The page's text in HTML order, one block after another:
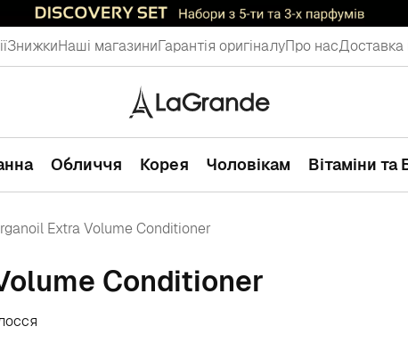
ЗнижкиНаші магазиниГарантія оригіналуПро насДоставка
Обличчя Корея Чоловікам Вітаміни
Extra Volume Conditioner
Conditioner